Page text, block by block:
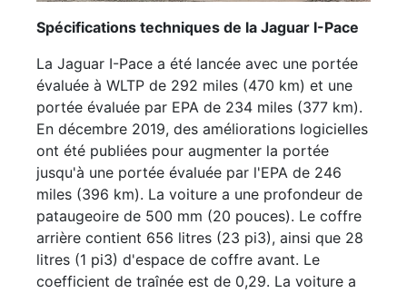
Spécifications techniques de la Jaguar I-Pace
La Jaguar I-Pace a été lancée avec une portée
évaluée à WLTP de 292 miles (470 km) et une
portée évaluée par EPA de 234 miles (377 km).
En décembre 2019, des améliorations logicielles
ont été publiées pour augmenter la portée
jusqu'à une portée évaluée par l'EPA de 246
miles (396 km). La voiture a une profondeur de
pataugeoire de 500 mm (20 pouces). Le coffre
arrière contient 656 litres (23 pi3), ainsi que 28
litres (1 pi3) d'espace de coffre avant. Le
coefficient de traînée est de 0,29. La voiture a